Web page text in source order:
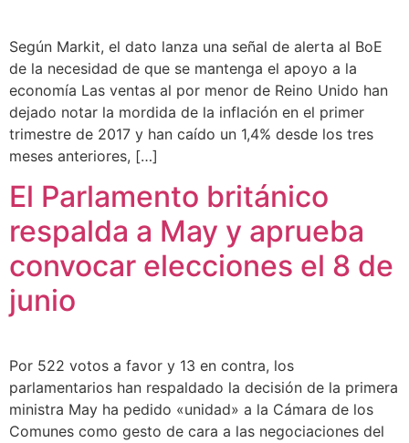
Según Markit, el dato lanza una señal de alerta al BoE
de la necesidad de que se mantenga el apoyo a la
economía Las ventas al por menor de Reino Unido han
dejado notar la mordida de la inflación en el primer
trimestre de 2017 y han caído un 1,4% desde los tres
meses anteriores, […]
El Parlamento británico
respalda a May y aprueba
convocar elecciones el 8 de
junio
Por 522 votos a favor y 13 en contra, los
parlamentarios han respaldado la decisión de la primera
ministra May ha pedido «unidad» a la Cámara de los
Comunes como gesto de cara a las negociaciones del